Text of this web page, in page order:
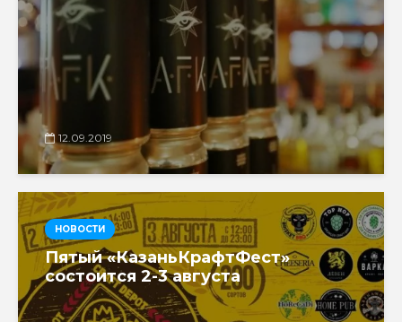
12.09.2019
НОВОСТИ
Пятый «КазаньКрафтФест»
состоится 2-3 августа